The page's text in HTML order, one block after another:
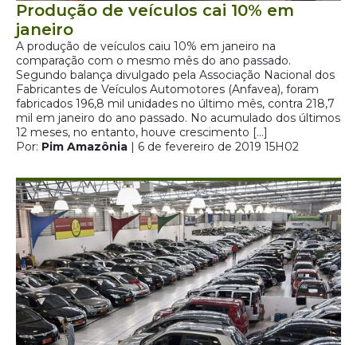
Produção de veículos cai 10% em
janeiro
A produção de veículos caiu 10% em janeiro na
comparação com o mesmo mês do ano passado.
Segundo balança divulgado pela Associação Nacional dos
Fabricantes de Veículos Automotores (Anfavea), foram
fabricados 196,8 mil unidades no último mês, contra 218,7
mil em janeiro do ano passado. No acumulado dos últimos
12 meses, no entanto, houve crescimento […]
Por: Pim Amazônia | 6 de fevereiro de 2019 15H02